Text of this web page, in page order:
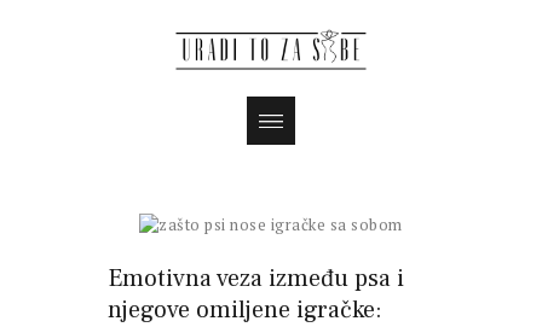
Emotivna veza između psa i
njegove omiljene igračke: